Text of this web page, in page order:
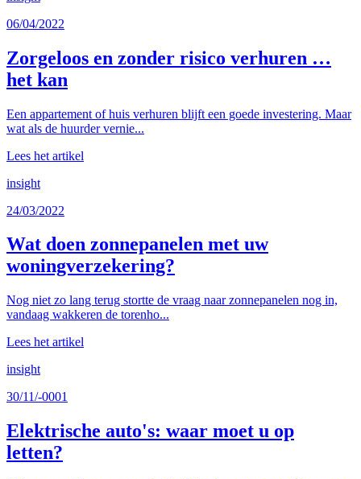
06/04/2022
Zorgeloos en zonder risico verhuren …
het kan
Een appartement of huis verhuren blijft een goede investering. Maar
wat als de huurder vernie...
Lees het artikel
insight
24/03/2022
Wat doen zonnepanelen met uw
woningverzekering?
Nog niet zo lang terug stortte de vraag naar zonnepanelen nog in,
vandaag wakkeren de torenho...
Lees het artikel
insight
30/11/-0001
Elektrische auto's: waar moet u op
letten?